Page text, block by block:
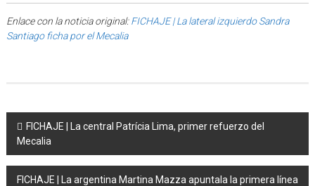
Enlace con la noticia original:FICHAJE | La lateral izquierdo Sandra
Santiago ficha por el Mecalia
Post navigation
FICHAJE | La central Patrícia Lima, primer refuerzo del
Mecalia
FICHAJE | La argentina Martina Mazza apuntala la primera línea